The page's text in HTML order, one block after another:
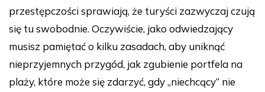
przestępczości sprawiają, że turyści zazwyczaj czują
się tu swobodnie. Oczywiście, jako odwiedzający
musisz pamiętać o kilku zasadach, aby uniknąć
nieprzyjemnych przygód, jak zgubienie portfela na
plaży, które może się zdarzyć, gdy „niechcący” nie